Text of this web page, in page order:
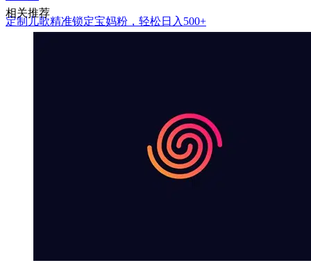
定制儿歌精准锁定宝妈粉，轻松日入500+
相关推荐